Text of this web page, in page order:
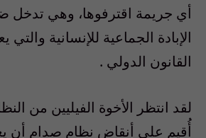
أي جريمة اقترفوها، وهي تدخل
الإبادة الجماعية للإنسانية والتي
القانون الدولي .
لقد انتظر الأخوة الفيليين من
أُقيم على أنقاض نظام صدام أن